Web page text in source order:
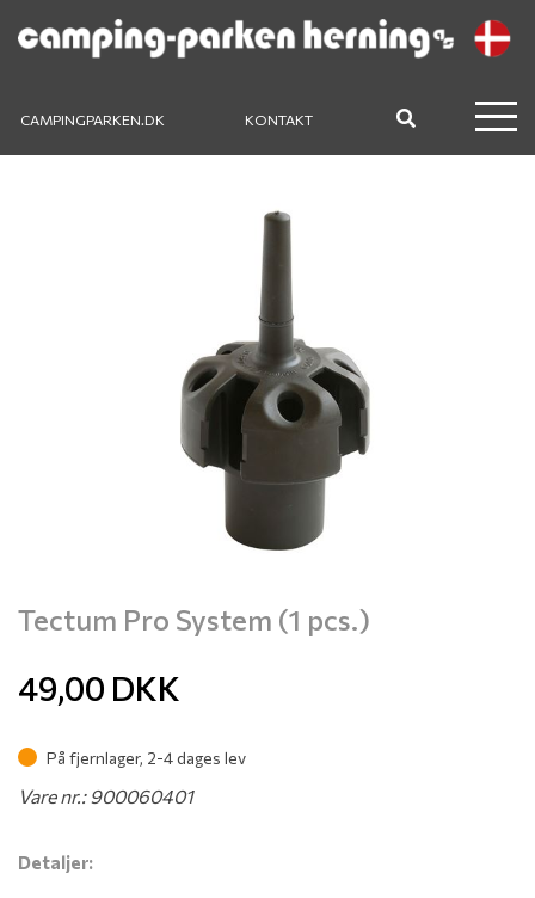
CAMPINGPARKEN.DK KONTAKT
Tectum Pro System (1 pcs.)
49,00 DKK
På fjernlager, 2-4 dages lev
Vare nr.: 900060401
Detaljer: